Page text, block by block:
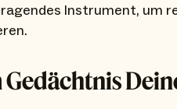
Instrument, um
Gedächtnis